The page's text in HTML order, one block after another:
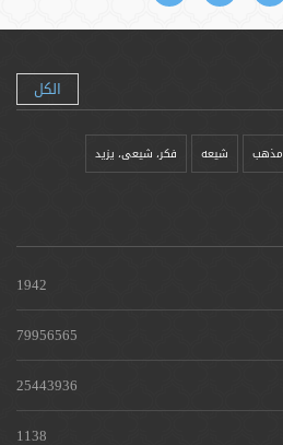
الكل
مذهب شيعه فکر، شیعی، یزيد
1942
79956565
25443936
1138